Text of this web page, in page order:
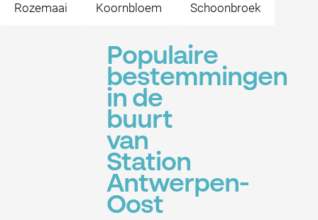
Rozemaai Koornbloem Schoonbroek
Populaire
bestemmingen
in de
buurt
van
Station
Antwerpen-
Oost